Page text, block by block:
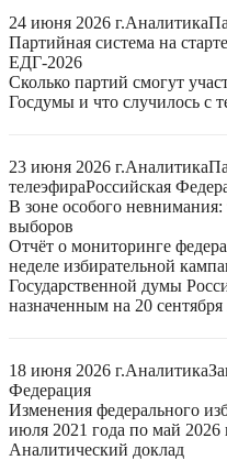
24 июня 2026 г.Аналитика
Партийная система на
ЕДГ-2026
Сколько партий смогут
Госдумы и что случилось с
23 июня 2026 г.Аналитика
телеэфираРоссийская
В зоне особого
выборов
Отчёт о мониторинге
неделе избирательной
Государственной думы
назначенным на 20 сентября
18 июня 2026 г.Аналитика
Федерация
Изменения федерального
июля 2021 года по май 2026
Аналитический доклад